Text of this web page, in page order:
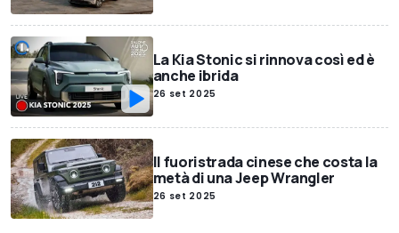
La Kia Stonic si rinnova così ed è
anche ibrida
26 set 2025
Il fuoristrada cinese che costa la
metà di una Jeep Wrangler
26 set 2025